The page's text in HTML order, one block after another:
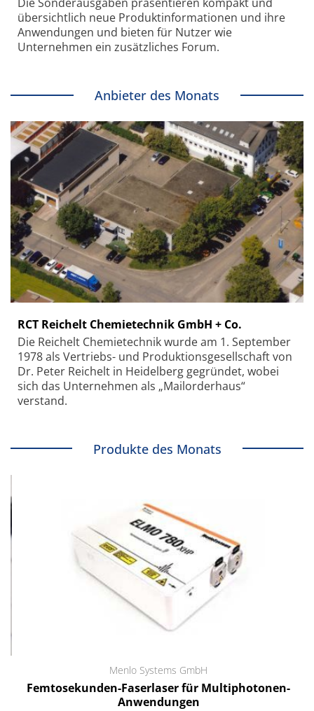
übersichtlich neue Produkt­informationen und ihre
Anwendungen und bieten für Nutzer wie
Unternehmen ein zusätzliches Forum.
Anbieter des Monats
RCT Reichelt Chemietechnik GmbH + Co.
Die Reichelt Chemietechnik wurde am 1. September
1978 als Vertriebs- und Produktionsgesellschaft von
Dr. Peter Reichelt in Heidelberg gegründet, wobei
sich das Unternehmen als „Mailorderhaus“
verstand.
Produkte des Monats
Menlo Systems GmbH
Femtosekunden-Faserlaser für Multiphotonen-
Anwendungen